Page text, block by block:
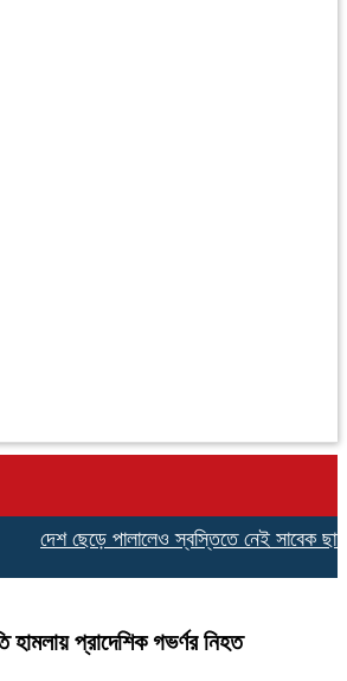
দেশ ছেড়ে পালালেও স্বস্তিতে নেই সাবেক
প্রাদেশিক গভর্ণর নিহত